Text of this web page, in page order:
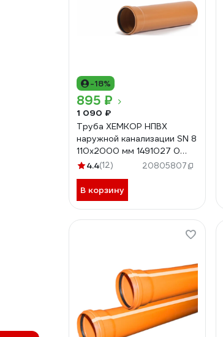
-18%
895 ₽
1 090 ₽
Труба ХЕМКОР НПВХ
наружной канализации SN 8
110x2000 мм 1491027 0
7076
4.4(12) 20805807
В корзину